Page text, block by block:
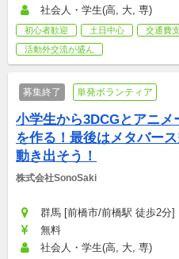
社会人・学生(高, 大, 専)
初心者歓迎 土日中心 交通費
活動外交流が盛ん
募集終了 単発ボランティア
小学生から3DCGとアニメ
を作る！最後はメタバー
動き出そう！
株式会社SonoSaki
群馬 [前橋市/前橋駅 徒歩2分]
無料
社会人・学生(高, 大, 専)